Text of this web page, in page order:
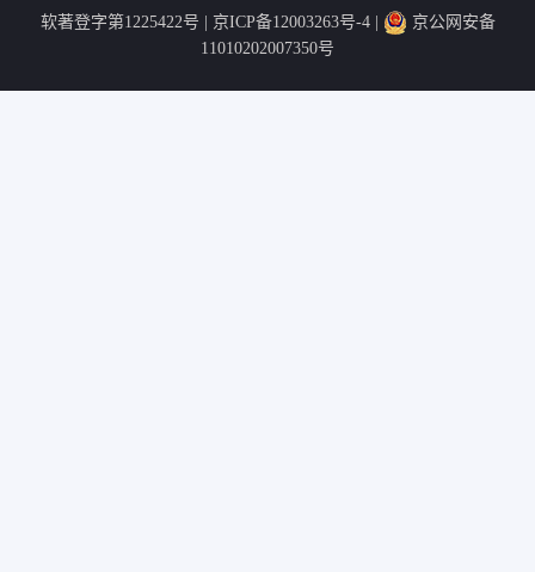
软著登字第1225422号 | 京ICP备12003263号-4|
京公网安备
11010202007350号